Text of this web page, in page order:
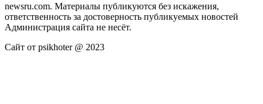
newsru.com. Материалы публикуются без искажения,
ответственность за достоверность публикуемых новостей
Администрация сайта не несёт.
Сайт от psikhoter @ 2023